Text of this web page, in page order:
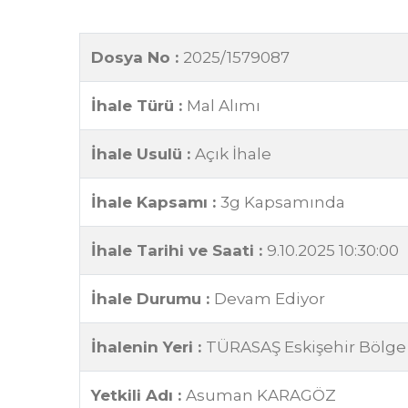
Dosya No : 2025/1579087
İhale Türü : Mal Alımı
İhale Usulü : Açık İhale
İhale Kapsamı : 3g Kapsamında
İhale Tarihi ve Saati : 9.10.2025 10:30:00
İhale Durumu : Devam Ediyor
İhalenin Yeri : TÜRASAŞ Eskişehir
Yetkili Adı : Asuman KARAGÖZ